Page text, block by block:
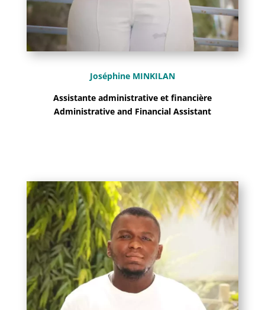
Joséphine MINKILAN
Assistante administrative et financière
Administrative and Financial Assistant